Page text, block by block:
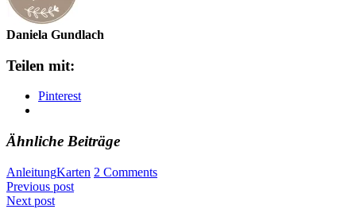
Daniela Gundlach
Teilen mit:
Pinterest
Ähnliche Beiträge
AnleitungKarten 2 Comments
Previous post
Next post